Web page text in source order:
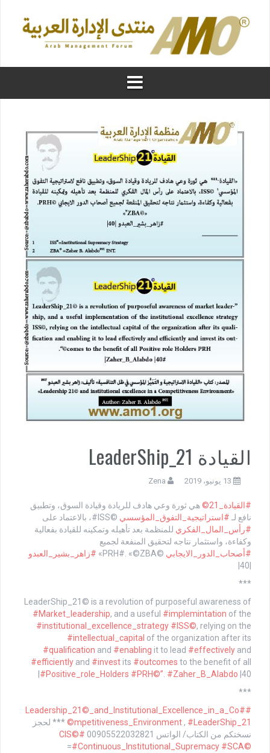
القيادة LeaderShip_21
13 يونيو، 2019 Zena
#القيادة_21©
هي ثورة وعي هادف للريادة وقيادة السوق، وتطبيق
نافع لـ #استراتيجية_التفوق_المؤسسي ©ISS#، بالاعتماد على
#رأس_المال_الفكريللمنظمة بعد تأهيله وتمكينه للقيادة بفعالية
وكفاءة، واستثمار نتاجه لتحقيق المنفعة لجميع
#أصحاب_الدور_الايجابي ©PRH#. «©ZBA»
#زاهر_بشير_العبدو
***
LeaderShip_21© is a revolution of purposeful awareness of
#Market_leadership , and a useful#implemintation of the
#institutional_excellence_strategy #ISS© , relying on the
#intellectual_capital of the organization after its
#qualification and#enabling it to lead#effectively and
#efficiently and#invest its#outcomes to the benefit of all
#Positive_role_Holders #PRH©” .#Zaher_B_Alabdo |40|
***
#
#Leadership_21©_and_Institutional_Excellence_in_a_Co
mpetitiveness_Environment,#LeaderShip_21©
*** لحجز
نسختكم من الكتاب/ الواتس 00905522032821
#CIS©
=#Continuous_Institutional_Supremacy #SCA©